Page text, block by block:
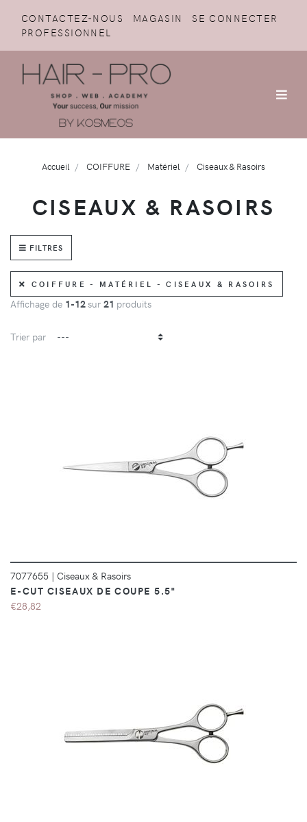
CONTACTEZ-NOUS MAGASIN
SE CONNECTER
PROFESSIONNEL
Accueil COIFFURE Matériel Ciseaux & Rasoirs
CISEAUX & RASOIRS
FILTRES
COIFFURE - MATÉRIEL - CISEAUX & RASOIRS
Affichage de 1-12sur 21 produits
Trier par
DÉTAILS
7077655 | Ciseaux & Rasoirs
E-CUT CISEAUX DE COUPE 5.5"
€28,82
DÉTAILS